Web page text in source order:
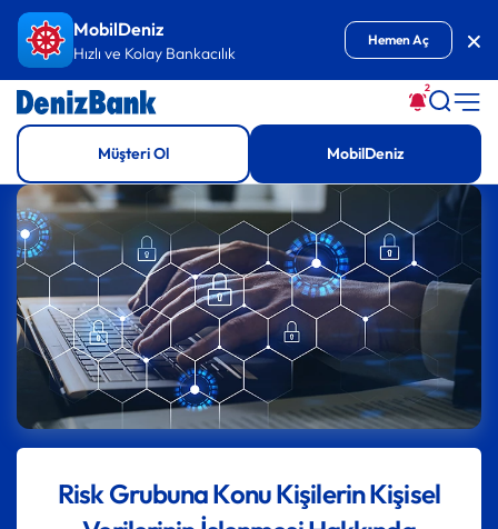
İçeriğe GitMobilDeniz
Hızlı ve Kolay Bankacılık
Hemen Aç
2
Müşteri Ol MobilDeniz
Risk Grubuna Konu Kişilerin Kişisel